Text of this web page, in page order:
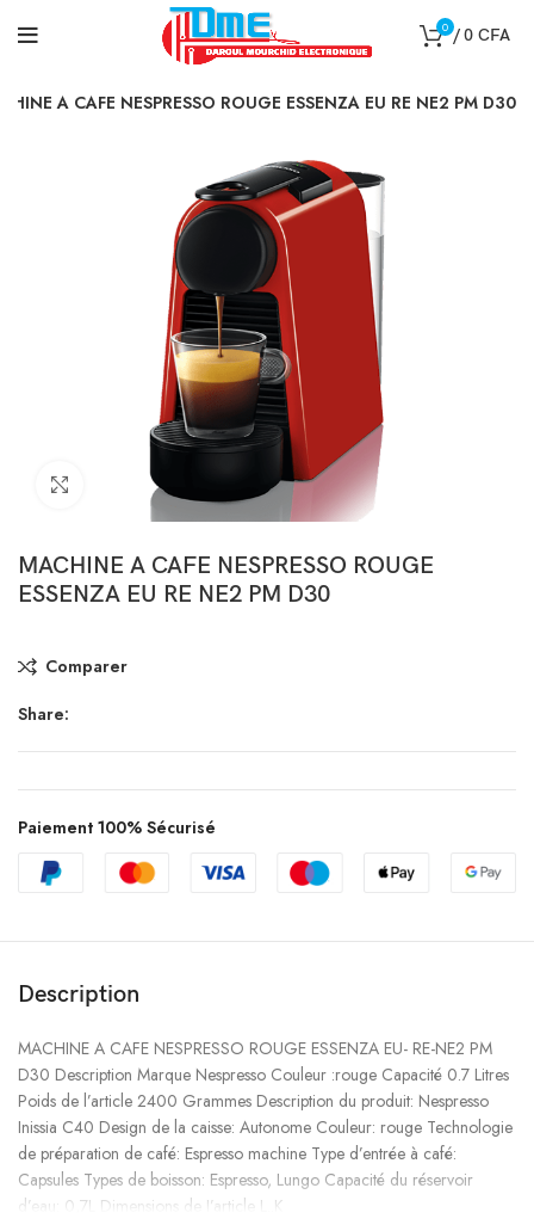
0 /0 CFA
A CAFE NESPRESSO ROUGE ESSENZA EU RE NE2 PM D30
Click to enlarge
MACHINE A CAFE NESPRESSO ROUGE
ESSENZA EU RE NE2 PM D30
Comparer
Share:
Paiement 100% Sécurisé
Description
MACHINE A CAFE NESPRESSO ROUGE ESSENZA EU- RE-NE2 PM
D30 Description Marque Nespresso Couleur :rouge Capacité 0.7 Litres
Poids de l’article 2400 Grammes Description du produit: Nespresso
Inissia C40 Design de la caisse: Autonome Couleur: rouge Technologie
de préparation de café: Espresso machine Type d’entrée à café:
Capsules Types de boisson: Espresso, Lungo Capacité du réservoir
d’eau: 0,7L Dimensions de I’article L..K